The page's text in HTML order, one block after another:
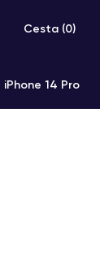
Cesta (0)
iPhone 14 Pro